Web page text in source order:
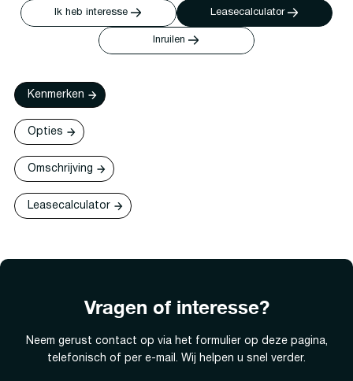
Ik heb interesse Leasecalculator
Inruilen
Kenmerken
Opties
Omschrijving
Leasecalculator
Vragen of interesse?
Neem gerust contact op via het formulier op deze pagina,
telefonisch of per e-mail. Wij helpen u snel verder.